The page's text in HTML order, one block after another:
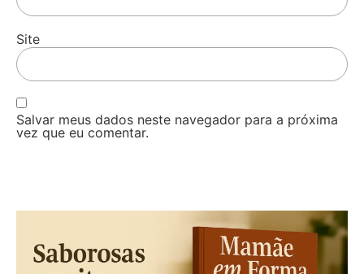
Site
Salvar meus dados neste navegador para a próxima
vez que eu comentar.